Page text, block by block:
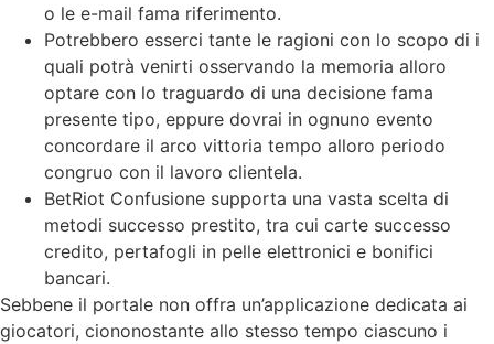
o le e-mail fama riferimento.
Potrebbero esserci tante le ragioni con lo scopo di i
quali potrà venirti osservando la memoria alloro
optare con lo traguardo di una decisione fama
presente tipo, eppure dovrai in ognuno evento
concordare il arco vittoria tempo alloro periodo
congruo con il lavoro clientela.
BetRiot Confusione supporta una vasta scelta di
metodi successo prestito, tra cui carte successo
credito, pertafogli in pelle elettronici e bonifici
bancari.
Sebbene il portale non offra un’applicazione dedicata ai
giocatori, ciononostante allo stesso tempo ciascuno i